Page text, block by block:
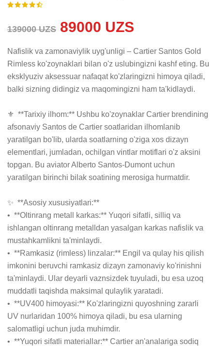
139000 UZS 89000 UZS
Nafislik va zamonaviylik uyg'unligi – Cartier Santos Gold
Rimless ko'zoynaklari bilan o'z uslubingizni kashf eting. Bu
eksklyuziv aksessuar nafaqat ko'zlaringizni himoya qiladi,
balki sizning didingiz va maqomingizni ham ta'kidlaydi.
⚜️  **Tarixiy ilhom:** Ushbu ko'zoynaklar Cartier brendining
afsonaviy Santos de Cartier soatlaridan ilhomlanib
yaratilgan bo'lib, ularda soatlarning o'ziga xos dizayn
elementlari, jumladan, ochilgan vintlar motiflari o'z aksini
topgan. Bu aviator Alberto Santos-Dumont uchun
yaratilgan birinchi bilak soatining merosiga hurmatdir.
✨  **Asosiy xususiyatlari:**
•  **Oltinrang metall karkas:** Yuqori sifatli, silliq va
ishlangan oltinrang metalldan yasalgan karkas nafislik va
mustahkamlikni ta'minlaydi.
•  **Ramkasiz (rimless) linzalar:** Engil va qulay his qilish
imkonini beruvchi ramkasiz dizayn zamonaviy ko'rinishni
ta'minlaydi. Ular deyarli vaznsizdek tuyuladi, bu esa uzoq
muddatli taqishda maksimal qulaylik yaratadi.
•  **UV400 himoyasi:** Ko'zlaringizni quyoshning zararli
UV nurlaridan 100% himoya qiladi, bu esa ularning
salomatligi uchun juda muhimdir.
•  **Yuqori sifatli materiallar:** Cartier an'analariga sodiq